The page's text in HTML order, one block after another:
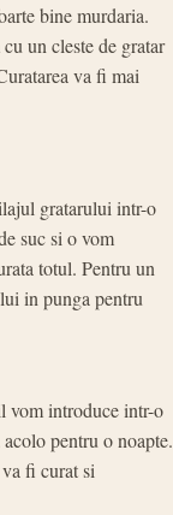
bine murdaria.
un cleste de gratar
va fi mai
gratarului intr-o
suc si o vom
totul. Pentru un
in punga pentru
vom introduce intr-o
pentru o noapte.
fi curat si